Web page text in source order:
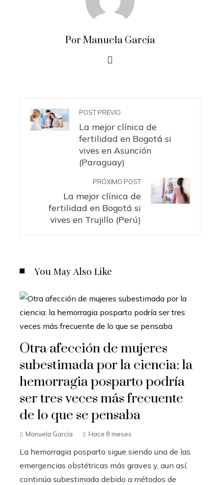
Por Manuela García
POST PREVIO
La mejor clínica de
fertilidad en Bogotá si
vives en Asunción
(Paraguay)
PRÓXIMO POST
La mejor clínica de
fertilidad en Bogotá si
vives en Trujillo (Perú)
You May Also Like
Otra afección de mujeres
subestimada por la ciencia: la
hemorragia posparto podría
ser tres veces más frecuente
de lo que se pensaba
Manuela García Hace 8 meses
La hemorragia posparto sigue siendo una de las
emergencias obstétricas más graves y, aun así,
continúa subestimada debido a métodos de